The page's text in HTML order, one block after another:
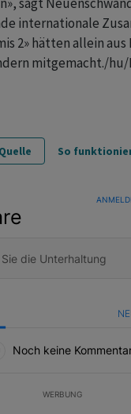
internationale
2» hätten allein aus
mitgemacht./
So
Noch keine
WERBUNG